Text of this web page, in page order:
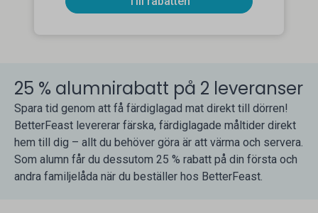
25 % alumnirabatt på 2 leveranser
Spara tid genom att få färdiglagad mat direkt till dörren!
BetterFeast levererar färska, färdiglagade måltider direkt
hem till dig – allt du behöver göra är att värma och servera.
Som alumn får du dessutom 25 % rabatt på din första och
andra familjelåda när du beställer hos BetterFeast.